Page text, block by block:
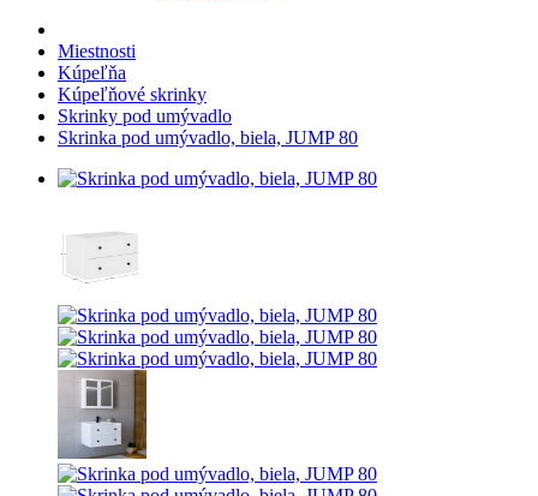
Miestnosti
Kúpeľňa
Kúpeľňové skrinky
Skrinky pod umývadlo
Skrinka pod umývadlo, biela, JUMP 80